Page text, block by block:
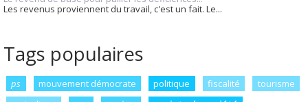
Les revenus proviennent du travail, c'est un fait. Le...
Tags populaires
ps mouvement démocrate politique fiscalité
tourisme